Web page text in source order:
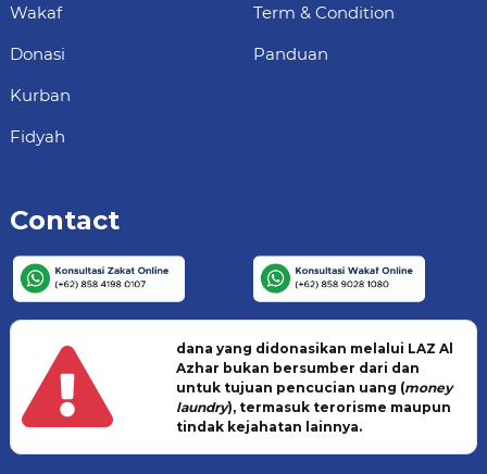
Wakaf
Donasi
Kurban
Fidyah
Term & Condition
Panduan
Contact
dana yang didonasikan melalui LAZ Al
Azhar bukan bersumber dari dan
untuk tujuan pencucian uang (money
laundry), termasuk terorisme maupun
tindak kejahatan lainnya.